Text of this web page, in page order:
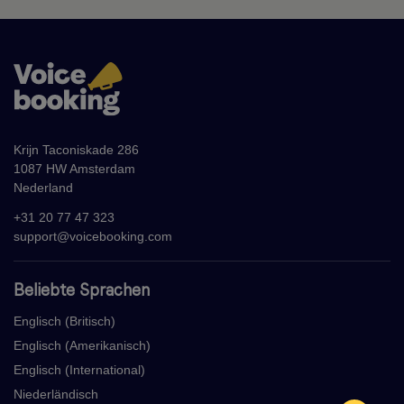
Beliebte Sprachen
Englisch (Britisch)
Englisch (Amerikanisch)
Englisch (International)
Niederländisch
Krijn Taconiskade 286
1087 HW Amsterdam
Nederland
+31 20 77 47 323
support@voicebooking.com